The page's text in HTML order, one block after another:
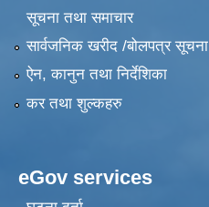
सूचना तथा समाचार
सार्वजनिक खरीद /बोलपत्र सूचना
ऐन, कानुन तथा निर्देशिका
कर तथा शुल्कहरु
eGov services